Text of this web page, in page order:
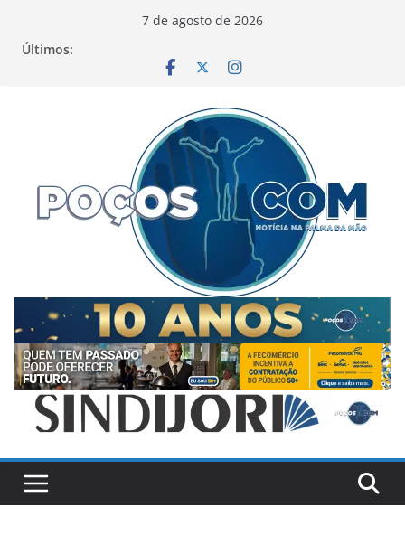
7 de agosto de 2026
Últimos: